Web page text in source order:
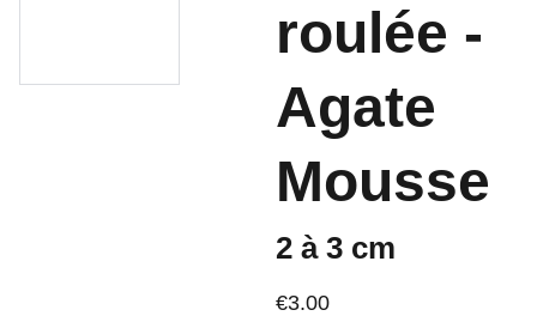
roulée -
Agate
Mousse
2 à 3 cm
€3.00